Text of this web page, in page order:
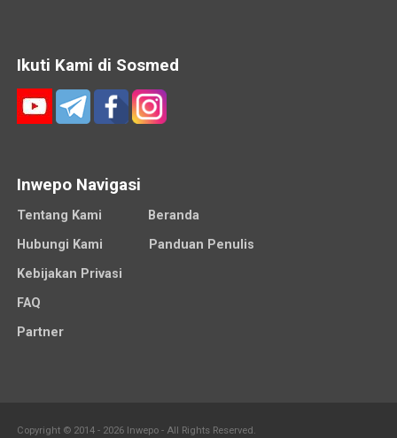
Ikuti Kami di Sosmed
Inwepo Navigasi
Tentang Kami
Beranda
Hubungi Kami
Panduan Penulis
Kebijakan Privasi
FAQ
Partner
Copyright © 2014 - 2026 Inwepo - All Rights Reserved.